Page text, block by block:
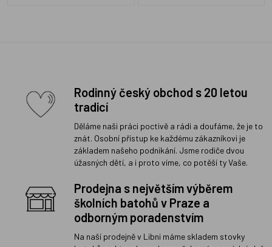
Rodinný český obchod s 20 letou
tradicí
Děláme naši práci poctivě a rádi a doufáme, že je to
znát. Osobní přístup ke každému zákazníkovi je
základem našeho podnikání. Jsme rodiče dvou
úžasných dětí, a i proto víme, co potěší ty Vaše.
Prodejna s největším výběrem
školních batohů v Praze a
odborným poradenstvím
Na naší prodejně v Libni máme skladem stovky